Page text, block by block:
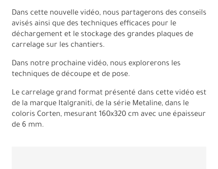
Dans cette nouvelle vidéo, nous partagerons des conseils
avisés ainsi que des techniques efficaces pour le
déchargement et le stockage des grandes plaques de
carrelage sur les chantiers.
Dans notre prochaine vidéo, nous explorerons les
techniques de découpe et de pose.
Le carrelage grand format présenté dans cette vidéo est
de la marque Italgraniti, de la série Metaline, dans le
coloris Corten, mesurant 160x320 cm avec une épaisseur
de 6 mm.